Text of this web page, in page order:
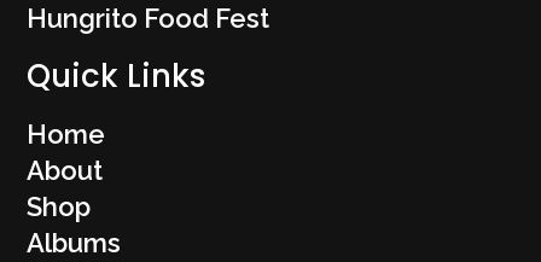
Hungrito Food Fest
Quick Links
Home
About
Shop
Albums